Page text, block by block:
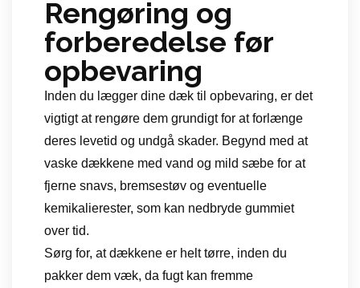
Rengøring og
forberedelse før
opbevaring
Inden du lægger dine dæk til opbevaring, er det
vigtigt at rengøre dem grundigt for at forlænge
deres levetid og undgå skader. Begynd med at
vaske dækkene med vand og mild sæbe for at
fjerne snavs, bremsestøv og eventuelle
kemikalierester, som kan nedbryde gummiet
over tid.
Sørg for, at dækkene er helt tørre, inden du
pakker dem væk, da fugt kan fremme